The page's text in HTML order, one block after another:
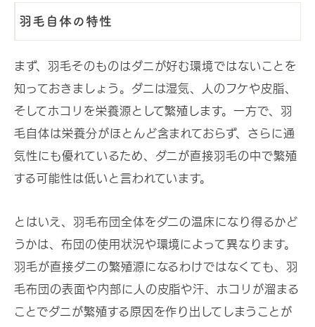
羽毛自体の特性
まず、羽毛そのものはダニが好む環境ではないことを
知っておきましょう。ダニは湿気、人のフケや皮脂、
そしてホコリを栄養源として繁殖します。一方で、羽
毛自体は栄養分がほとんど含まれておらず、さらに通
気性にも優れているため、ダニが直接羽毛の中で繁殖
する可能性は低いと言われています。
とはいえ、羽毛布団全体をダニの温床になり得るかど
うかは、布団の使用状況や環境によって異なります。
羽毛が直接ダニの繁殖源になるわけではなくても、羽
毛布団の表面や内部に人の皮脂や汗、ホコリが溜まる
ことでダニが繁殖する原因を作り出してしまうことが